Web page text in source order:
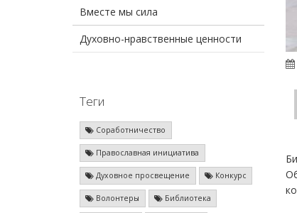
Вместе мы сила
Духовно-нравственные ценности
Теги
Соработничество
Православная инициатива
Духовное просвещение Конкурс
Волонтеры Библиотека